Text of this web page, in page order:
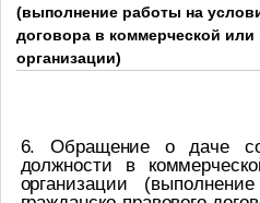
(выполнение работы на
договора в коммерческой или
организации)
6. Обращение о даче
должности в
организации